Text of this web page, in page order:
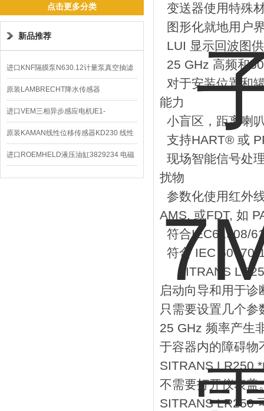
点击更多分类
新品推荐
进口KNF隔膜泵N630.12计量泵真空抽滤
泵价格
原装LAMBRECHT降水传感器
00.14575.20气象仪
进口VEM三相异步感应电机IE1-
K21R80G4马达
原装KAMAN线性位移传感器KD230 线性
编码器
进口ROEMHELD液压油缸3829234 电磁
阀定位器
变送器使用特殊
图形化就地用户
LUI 显示回波图
25 GHz 高频和
对于安装位置和
能力
小盲区，距离喇
支持HART® 或
现场智能信号处
扰物
参数化使用红外
AMS, 或FDT, 如
符合IEC61508/
符合 IEC 60770-
SITRANS
启动向导和用于
只需要设置几个
25 GHz 频率产生
于容器内的障碍物
SITRANS LR250
不需要打开仪表盖
SITRANS LR250